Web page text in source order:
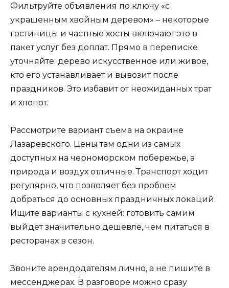
Фильтруйте объявления по ключу «с
украшенным хвойным деревом» – некоторые
гостиницы и частные хосты включают это в
пакет услуг без доплат. Прямо в переписке
уточняйте: дерево искусственное или живое,
кто его устанавливает и вывозит после
праздников. Это избавит от неожиданных трат
и хлопот.
Рассмотрите вариант съема на окраине
Лазаревского. Цены там одни из самых
доступных на черноморском побережье, а
природа и воздух отличные. Транспорт ходит
регулярно, что позволяет без проблем
добраться до основных праздничных локаций.
Ищите варианты с кухней: готовить самим
выйдет значительно дешевле, чем питаться в
ресторанах в сезон.
Звоните арендодателям лично, а не пишите в
мессенджерах. В разговоре можно сразу